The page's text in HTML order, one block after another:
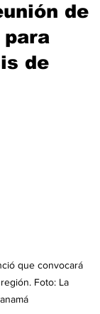
de
de
que convocará
Foto: La